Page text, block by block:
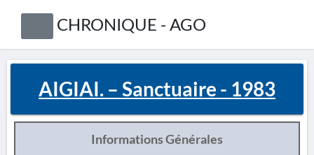
CHRONIQUE - AGO
AIGIAI. – Sanctuaire - 1983
Informations Générales